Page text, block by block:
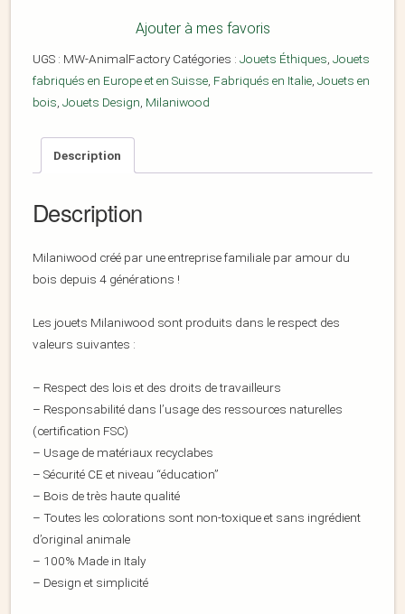
Ajouter à mes favoris
UGS : MW-AnimalFactory Catégories : Jouets Éthiques, Jouets
fabriqués en Europe et en Suisse, Fabriqués en Italie, Jouets en
bois, Jouets Design, Milaniwood
Description
Description
Milaniwood créé par une entreprise familiale par amour du
bois depuis 4 générations !
Les jouets Milaniwood sont produits dans le respect des
valeurs suivantes :
– Respect des lois et des droits de travailleurs
– Responsabilité dans l’usage des ressources naturelles
(certification FSC)
– Usage de matériaux recyclabes
– Sécurité CE et niveau “éducation”
– Bois de très haute qualité
– Toutes les colorations sont non-toxique et sans ingrédient
d’original animale
– 100% Made in Italy
– Design et simplicité